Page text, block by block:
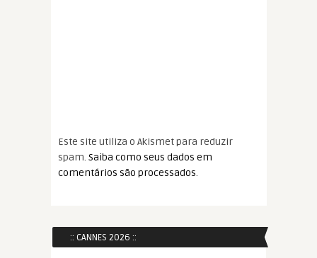
Este site utiliza o Akismet para reduzir
spam. Saiba como seus dados em
comentários são processados.
:: CANNES 2026 ::